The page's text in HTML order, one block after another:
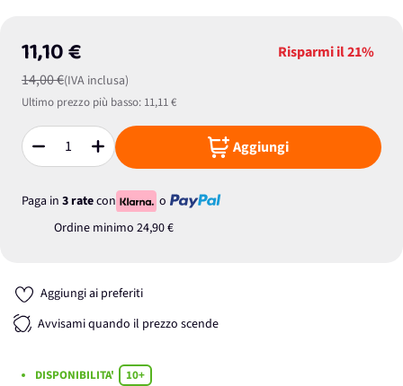
11,10 €
14,00 €(IVA inclusa)
Risparmi il21%
Ultimo prezzo più basso: 11,11 €
Quantità Aggiungi
Paga in 3 ratecon
o
Ordine minimo 24,90 €
Aggiungi ai preferiti
Avvisami quando il prezzo scende
DISPONIBILITA'
10+